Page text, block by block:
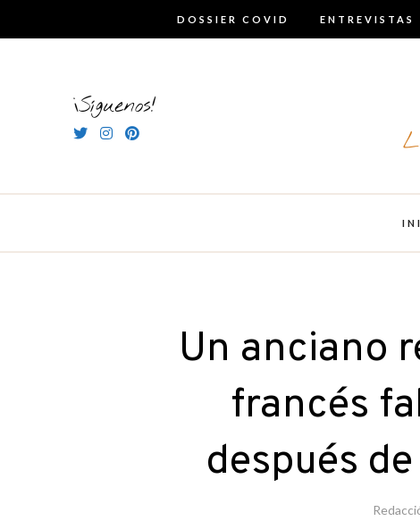
DOSSIER COVID ENTREVISTAS
¡Síguenos!
Un anciano
francés
después